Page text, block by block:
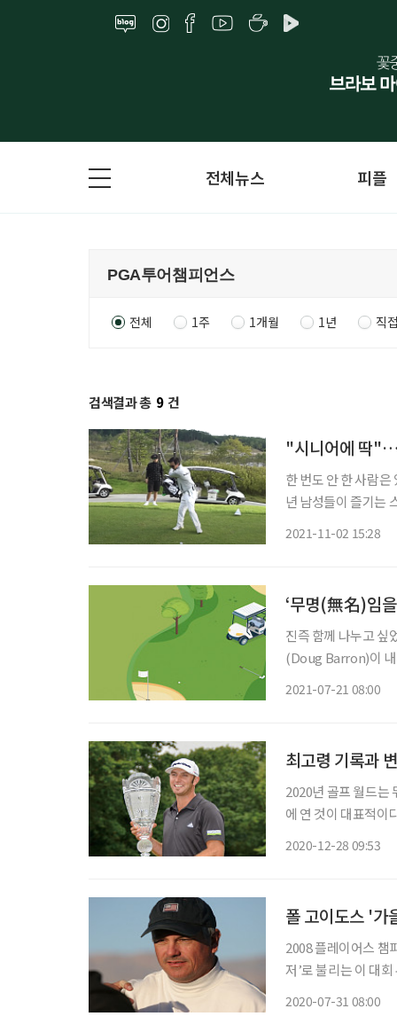
전체뉴스 피플
전체 1주 1개월 1년 직
검색결과 총 9 건
"시니어에 딱"…
한 번도 안 한 사람
년 남성들이 즐기는
2021-11-02 15:28
‘무명(無名)임
진즉 함께 나누고 싶
(Doug Barron)이 내
2021-07-21 08:00
최고령 기록과
2020년 골프 월드는
에 연 것이 대표적이
2020-12-28 09:53
폴 고이도스 '가
2008 플레이어스 챔
저’로 불리는 이 대
2020-07-31 08:00